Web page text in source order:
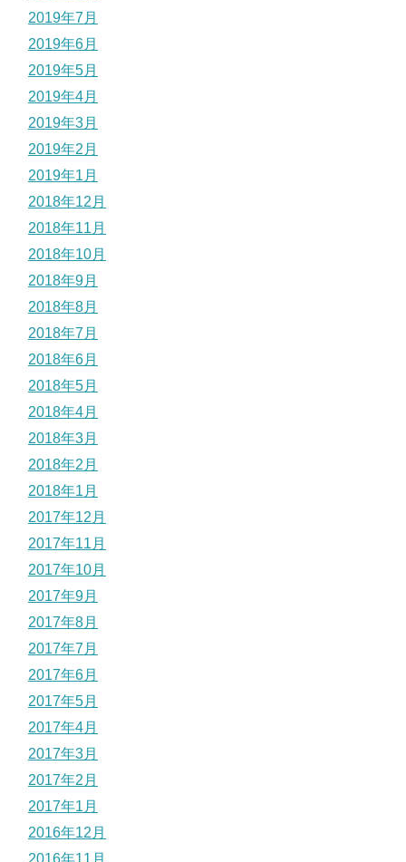
2019年7月
2019年6月
2019年5月
2019年4月
2019年3月
2019年2月
2019年1月
2018年12月
2018年11月
2018年10月
2018年9月
2018年8月
2018年7月
2018年6月
2018年5月
2018年4月
2018年3月
2018年2月
2018年1月
2017年12月
2017年11月
2017年10月
2017年9月
2017年8月
2017年7月
2017年6月
2017年5月
2017年4月
2017年3月
2017年2月
2017年1月
2016年12月
2016年11月